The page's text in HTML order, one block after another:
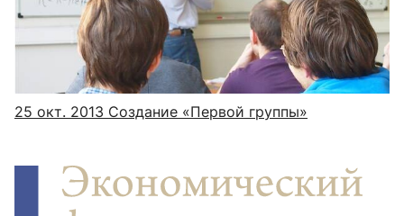
25 окт. 2013 Создание «Первой группы»